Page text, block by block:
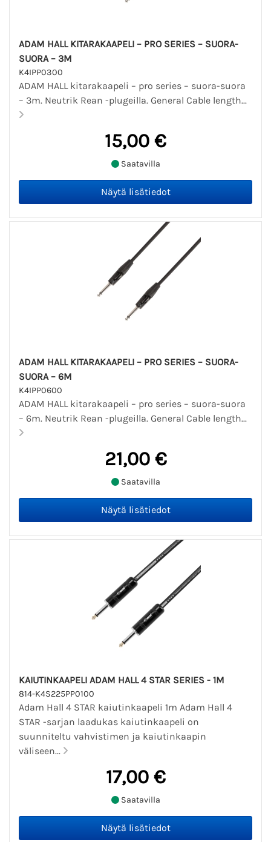
ADAM HALL KITARAKAAPELI – PRO SERIES – SUORA-
SUORA – 3M
K4IPP0300
ADAM HALL kitarakaapeli – pro series – suora-suora
– 3m. Neutrik Rean -plugeilla. General Cable length...
15,00 €
Saatavilla
ADAM HALL KITARAKAAPELI – PRO SERIES – SUORA-
SUORA – 6M
K4IPP0600
ADAM HALL kitarakaapeli – pro series – suora-suora
– 6m. Neutrik Rean -plugeilla. General Cable length...
21,00 €
Saatavilla
KAIUTINKAAPELI ADAM HALL 4 STAR SERIES - 1M
814-K4S225PP0100
Adam Hall 4 STAR kaiutinkaapeli 1m Adam Hall 4
STAR -sarjan laadukas kaiutinkaapeli on
suunniteltu vahvistimen ja kaiutinkaapin
väliseen...
17,00 €
Saatavilla